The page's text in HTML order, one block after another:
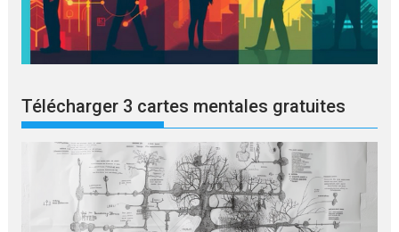
Télécharger 3 cartes mentales gratuites